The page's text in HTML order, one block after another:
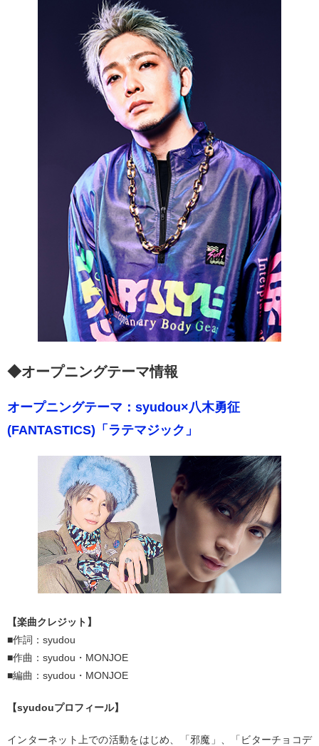
◆オープニングテーマ情報
オープニングテーマ：syudou×八木勇征
(FANTASTICS)「ラテマジック」
【楽曲クレジット】
■作詞：syudou
■作曲：syudou・MONJOE
■編曲：syudou・MONJOE
【syudouプロフィール】
インターネット上での活動をはじめ、「邪魔」、「ビターチョコデ